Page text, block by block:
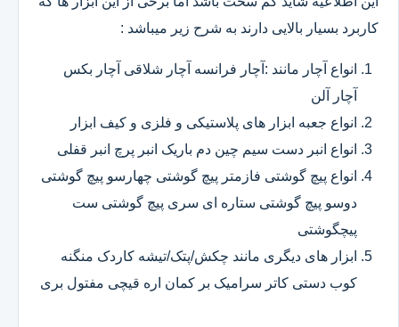
کاربرد بسیار بالایی دارند به شرح زیر میباشد :
انواع آچار مانند :آچار فرانسه آچار شلاقی آچار بکس
آچار آلن
انواع جعبه ابزار های پلاستیکی و فلزی و کیف ابزار
انواع انبر دست سیم چین دم باریک انبر پرچ انبر قفلی
انواع پیچ گوشتی فازمتر پیچ گوشتی چهارسو پیچ گوشتی
دوسو پیچ گوشتی ستاره ای سری پیچ گوشتی ست
پیچگوشتی
ابزار های دیگری مانند چکش/پتک/تیشه کاردک منگنه
کوب دستی کاتر سرامیک بر کمان اره قیچی مفتول بری